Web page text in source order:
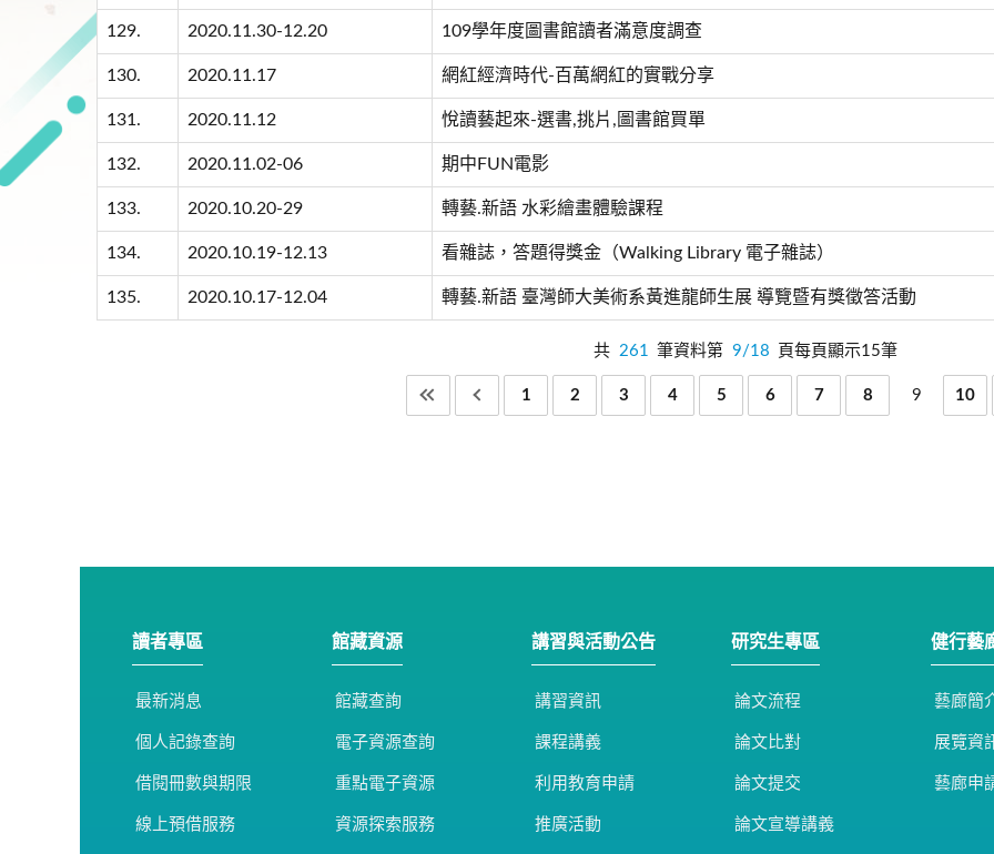
129. 2020.11.30-12.20 109學年度圖書館讀者滿意度調查
130. 2020.11.17 網紅經濟時代-百萬網紅的實戰分享
131. 2020.11.12 悅讀藝起來-選書,挑片,圖書館買單
132. 2020.11.02-06 期中FUN電影
133. 2020.10.20-29 轉藝.新語 水彩繪畫體驗課程
134. 2020.10.19-12.13 看雜誌，答題得獎金（Walking Library 電子雜誌）
135. 2020.10.17-12.04 轉藝.新語 臺灣師大美術系黃進龍師生展 導覽暨有獎徵答活動
共 261 筆資料第 9/18 頁每頁顯示15筆
1 2 3 4 5 6 7 8 9 10
讀者專區
最新消息
個人記錄查詢
借閱冊數與期限
線上預借服務
館藏資源
館藏查詢
電子資源查詢
重點電子資源
資源探索服務
講習與活動公告
講習資訊
課程講義
利用教育申請
推廣活動
研究生專區
論文流程
論文比對
論文提交
論文宣導講義
健行藝
藝廊簡
展覽資
藝廊申